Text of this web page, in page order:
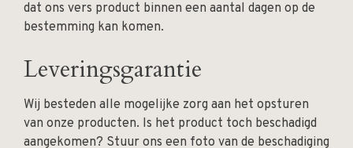
dat ons vers product binnen een aantal dagen op de
bestemming kan komen.
Leveringsgarantie
Wij besteden alle mogelijke zorg aan het opsturen
van onze producten. Is het product toch beschadigd
aangekomen? Stuur ons een foto van de beschadiging